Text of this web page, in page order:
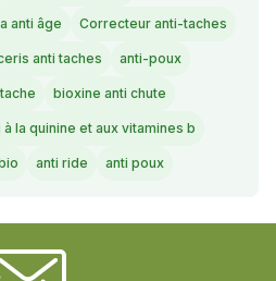
anti âge Correcteur anti-taches
anti taches anti-poux
bioxine anti chute
la quinine et aux vitamines b
anti ride anti poux